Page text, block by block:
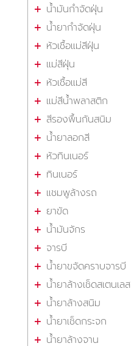
น้ำมันกำจัดฝุ่น
น้ำยากำจัดฝุ่น
หัวเชื้อแม่สีฝุ่น
แม่สีฝุ่น
หัวเชื้อแม่สี
แม่สีน้ำพลาสติก
สีรองพื้นกันสนิม
น้ำยาลอกสี
หัวทินเนอร์
ทินเนอร์
แชมพูล้างรถ
ยาขัด
น้ำมันจักร
จารบี
น้ำยาขจัดคราบจารบี
น้ำยาล้างเช็ดสเตนเลส
น้ำยาล้างสนิม
น้ำยาเช็ดกระจก
น้ำยาล้างจาน